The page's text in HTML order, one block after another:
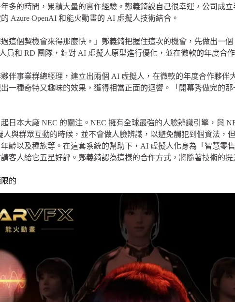
多的時間，累積大量的實作經驗。鄭義錡說自己很幸運，公司成
Azure OpenAI 和能火動畫的 AI 虛擬人技術結合。
過這個契機會來得那麼快。」鄭義錡把握住這次的機會，先做出一
員和 RD 團隊，針對 AI 虛擬人原型進行優化，並在微軟的年度合
夥伴事業群總經理，建立出兩個 AI 虛擬人，在微軟的年度合作夥伴
一種奇特又趣味的效果，獲得相當正面的迴響。「開幕秀做完的
日本大廠 NEC 的關注。NEC 擁有全球最強的人臉辨識引擎，與
與群眾互動的時候，並不會做人臉辨識，以避免觸犯到個資法，
齡以及種族等。在這套系統的幫助下，AI 虛擬人化身為「智慧零
客人給它五星好評。鄭義錡認為這樣的合作方式，將隨著技術的提
限的